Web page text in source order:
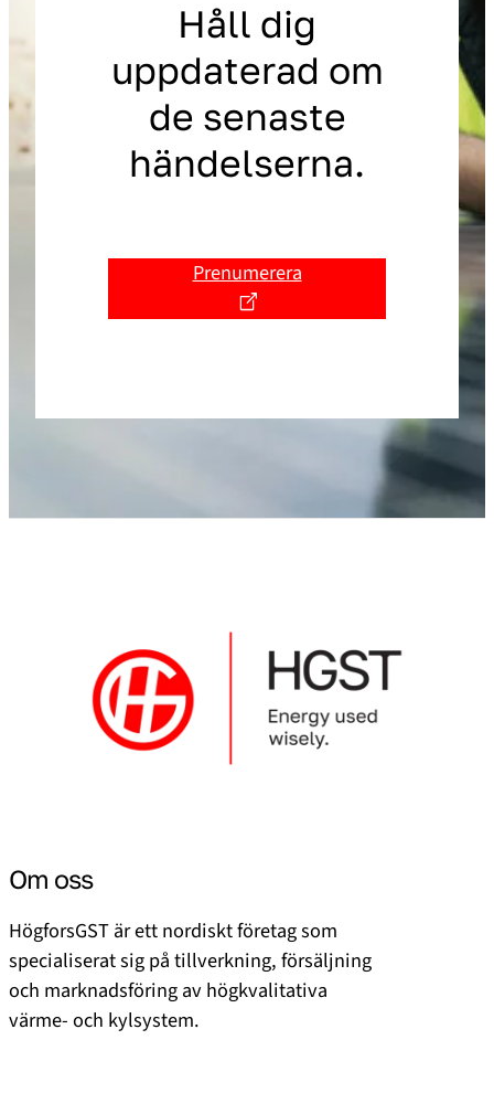
Håll dig
uppdaterad om
de senaste
händelserna.
Prenumerera
Om oss
HögforsGST är ett nordiskt företag som
specialiserat sig på tillverkning, försäljning
och marknadsföring av högkvalitativa
värme- och kylsystem.